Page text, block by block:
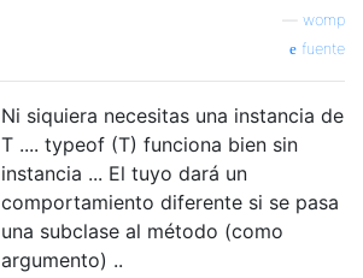
womp
fuente
Ni siquiera necesitas una instancia de
T .... typeof (T) funciona bien sin
instancia ... El tuyo dará un
comportamiento diferente si se pasa
una subclase al método (como
argumento) ..